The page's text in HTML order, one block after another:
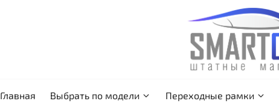
Главная Выбрать по модели Переходные рамки